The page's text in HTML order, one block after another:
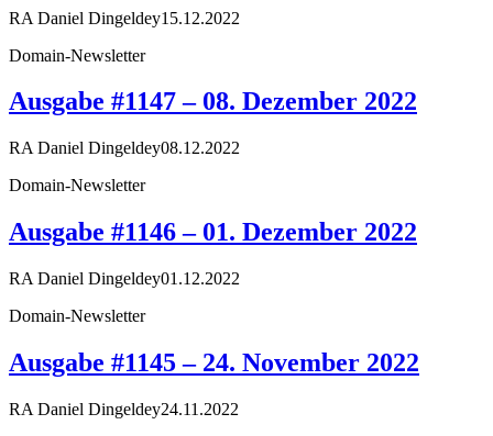
RA Daniel Dingeldey15.12.2022
Domain-Newsletter
Ausgabe #1147 – 08. Dezember 2022
RA Daniel Dingeldey08.12.2022
Domain-Newsletter
Ausgabe #1146 – 01. Dezember 2022
RA Daniel Dingeldey01.12.2022
Domain-Newsletter
Ausgabe #1145 – 24. November 2022
RA Daniel Dingeldey24.11.2022